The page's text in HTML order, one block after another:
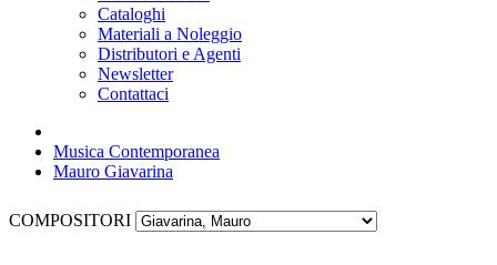
Cataloghi
Materiali a Noleggio
Distributori e Agenti
Newsletter
Contattaci
Musica Contemporanea
Mauro Giavarina
COMPOSITORI